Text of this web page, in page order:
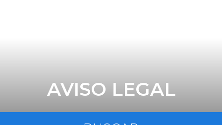
AVISO LEGAL